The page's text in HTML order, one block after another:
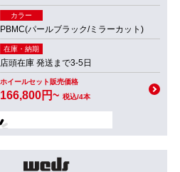
カラー
PBMC(パールブラック/ミラーカット)
在庫・納期
店頭在庫 発送まで3-5日
ホイールセット販売価格
166,800円~ 税込/4本